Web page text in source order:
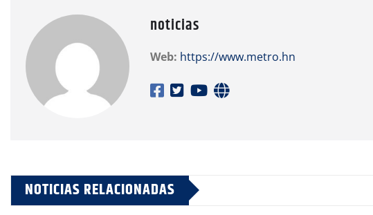
noticias
Web: https://www.metro.hn
NOTICIAS RELACIONADAS